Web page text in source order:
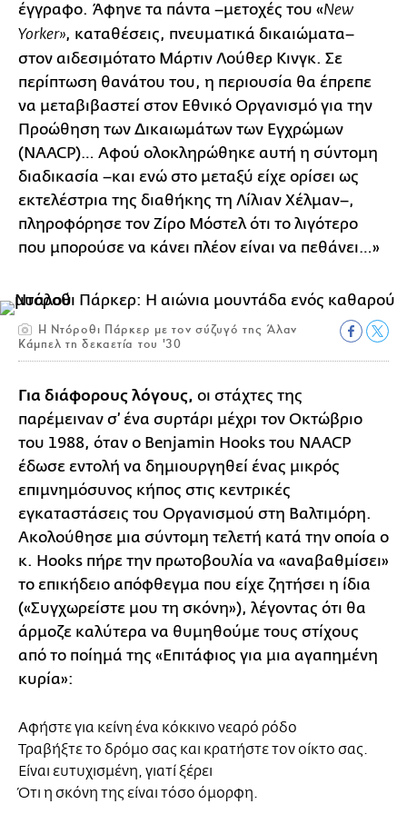
έγγραφο. Άφηνε τα πάντα –μετοχές του «New
Yorker», καταθέσεις, πνευματικά δικαιώματα–
στον αιδεσιμότατο Μάρτιν Λούθερ Κινγκ. Σε
περίπτωση θανάτου του, η περιουσία θα έπρεπε
να μεταβιβαστεί στον Εθνικό Οργανισμό για την
Προώθηση των Δικαιωμάτων των Εγχρώμων
(NAACP)… Αφού ολοκληρώθηκε αυτή η σύντομη
διαδικασία –και ενώ στο μεταξύ είχε ορίσει ως
εκτελέστρια της διαθήκης τη Λίλιαν Χέλμαν–,
πληροφόρησε τον Ζίρο Μόστελ ότι το λιγότερο
που μπορούσε να κάνει πλέον είναι να πεθάνει…»
H Nτόροθι Πάρκερ με τον σύζυγό της Άλαν
Κάμπελ τη δεκαετία του '30
Για διάφορους λόγους, οι στάχτες της
παρέμειναν σ’ ένα συρτάρι μέχρι τον Οκτώβριο
του 1988, όταν ο Benjamin Hooks του NAACP
έδωσε εντολή να δημιουργηθεί ένας μικρός
επιμνημόσυνος κήπος στις κεντρικές
εγκαταστάσεις του Οργανισμού στη Βαλτιμόρη.
Ακολούθησε μια σύντομη τελετή κατά την οποία ο
κ. Hooks πήρε την πρωτοβουλία να «αναβαθμίσει»
το επικήδειο απόφθεγμα που είχε ζητήσει η ίδια
(«Συγχωρείστε μου τη σκόνη»), λέγοντας ότι θα
άρμοζε καλύτερα να θυμηθούμε τους στίχους
από το ποίημά της «Επιτάφιος για μια αγαπημένη
κυρία»:
Αφήστε για κείνη ένα κόκκινο νεαρό ρόδο
Τραβήξτε το δρόμο σας και κρατήστε τον οίκτο σας.
Είναι ευτυχισμένη, γιατί ξέρει
Ότι η σκόνη της είναι τόσο όμορφη.